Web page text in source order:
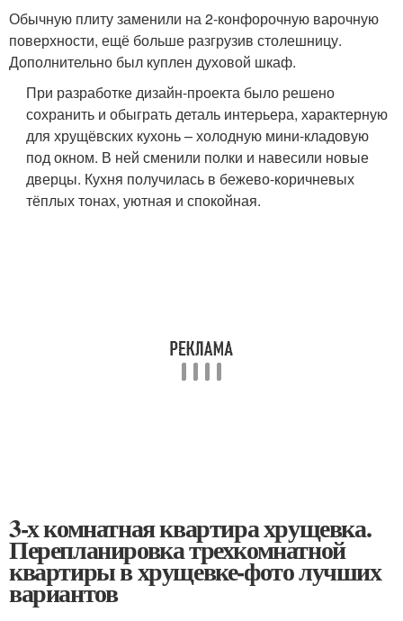
Обычную плиту заменили на 2-конфорочную варочную
поверхности, ещё больше разгрузив столешницу.
Дополнительно был куплен духовой шкаф.
При разработке дизайн-проекта было решено
сохранить и обыграть деталь интерьера, характерную
для хрущёвских кухонь – холодную мини-кладовую
под окном. В ней сменили полки и навесили новые
дверцы. Кухня получилась в бежево-коричневых
тёплых тонах, уютная и спокойная.
3-х комнатная квартира хрущевка.
Перепланировка трехкомнатной
квартиры в хрущевке-фото лучших
вариантов